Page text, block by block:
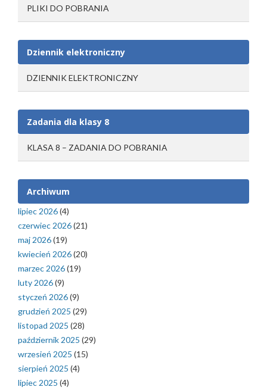
PLIKI DO POBRANIA
Dziennik elektroniczny
DZIENNIK ELEKTRONICZNY
Zadania dla klasy 8
KLASA 8 – ZADANIA DO POBRANIA
Archiwum
lipiec 2026(4)
czerwiec 2026(21)
maj 2026(19)
kwiecień 2026(20)
marzec 2026(19)
luty 2026(9)
styczeń 2026(9)
grudzień 2025 (29)
listopad 2025 (28)
październik 2025 (29)
wrzesień 2025 (15)
sierpień 2025 (4)
lipiec 2025 (4)